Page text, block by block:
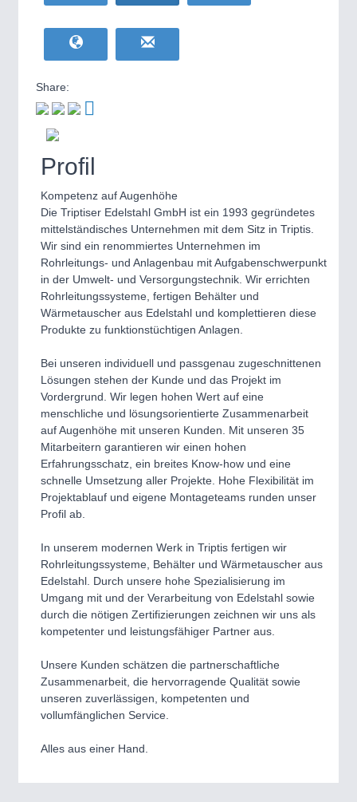
IOT & INDUSTRY
CNC, Welding and Casting
MOTION21XX
Motors & Electric Motion
PROCESS INDUSTRY21XX
WIND ENERGY
BIOENERGY
HOME FURNITURE21XX
YACHTING
Yachting & Water Sports
AVIATION21XX
Airplanes & Industry Suppliers
Share:
Profil
Kompetenz auf Augenhöhe
Die Triptiser Edelstahl GmbH ist ein 1993 gegründetes
mittelständisches Unternehmen mit dem Sitz in Triptis.
Wir sind ein renommiertes Unternehmen im
Rohrleitungs-​ und Anlagenbau mit Aufgabenschwerpunkt
in der Umwelt-​ und Versorgungstechnik. Wir errichten
Rohrleitungssysteme, fertigen Behälter und
Wärmetauscher aus Edelstahl und komplettieren diese
Produkte zu funktionstüchtigen Anlagen.
Bei unseren individuell und passgenau zugeschnittenen
Lösungen stehen der Kunde und das Projekt im
Vordergrund. Wir legen hohen Wert auf eine
menschliche und lösungsorientierte Zusammenarbeit
auf Augenhöhe mit unseren Kunden. Mit unseren 35
Mitarbeitern garantieren wir einen hohen
Erfahrungsschatz, ein breites Know-​how und eine
schnelle Umsetzung aller Projekte. Hohe Flexibilität im
Projektablauf und eigene Montageteams runden unser
Profil ab.
In unserem modernen Werk in Triptis fertigen wir
Rohrleitungssysteme, Behälter und Wärmetauscher aus
Edelstahl. Durch unsere hohe Spezialisierung im
Umgang mit und der Verarbeitung von Edelstahl sowie
durch die nötigen Zertifizierungen zeichnen wir uns als
kompetenter und leistungsfähiger Partner aus.
Unsere Kunden schätzen die partnerschaftliche
Zusammenarbeit, die hervorragende Qualität sowie
unseren zuverlässigen, kompetenten und
vollumfänglichen Service.
Alles aus einer Hand.